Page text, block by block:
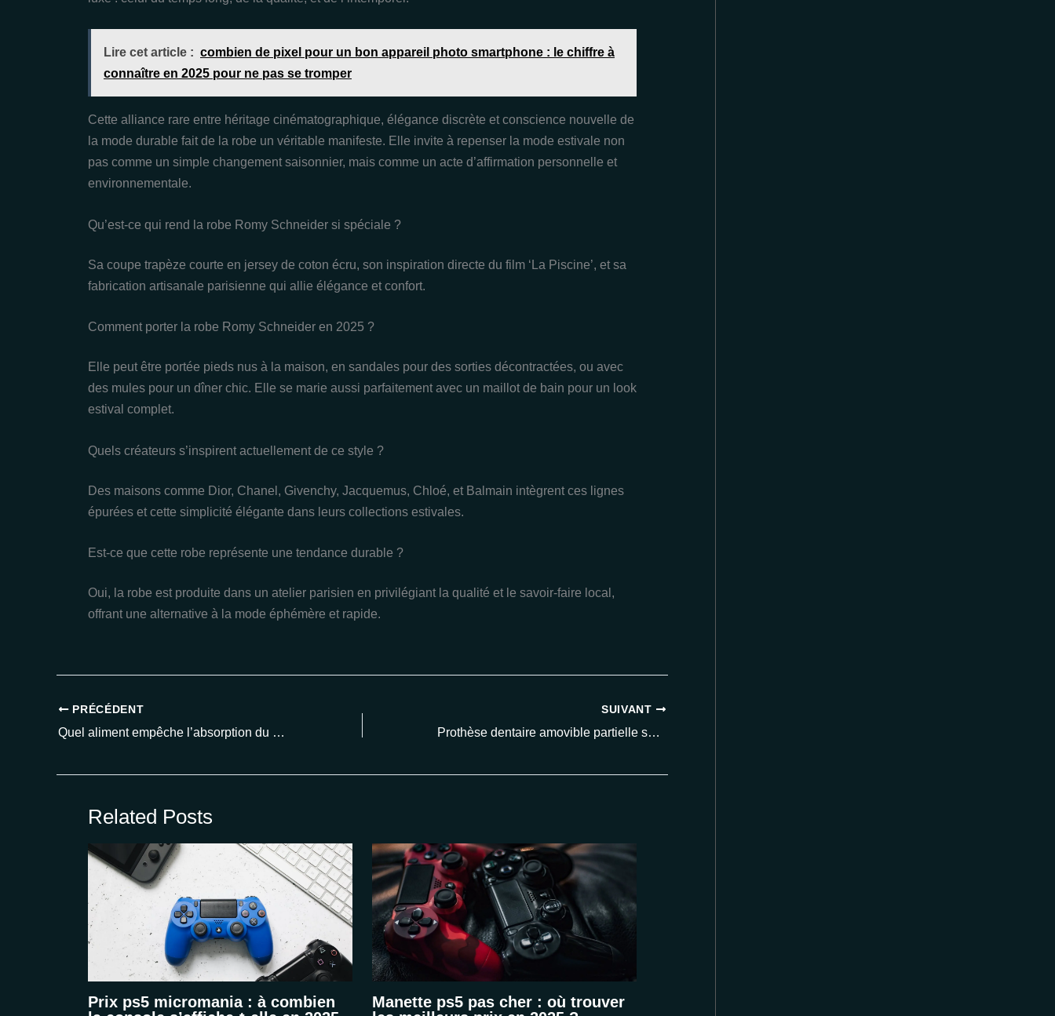
Lire cet article : combien de pixel pour un bon appareil photo smartphone : le chiffre à
connaître en 2025 pour ne pas se tromper
Cette alliance rare entre héritage cinématographique, élégance discrète et conscience nouvelle de
la mode durable fait de la robe un véritable manifeste. Elle invite à repenser la mode estivale non
pas comme un simple changement saisonnier, mais comme un acte d’affirmation personnelle et
environnementale.
Qu’est-ce qui rend la robe Romy Schneider si spéciale ?
Sa coupe trapèze courte en jersey de coton écru, son inspiration directe du film ‘La Piscine’, et sa
fabrication artisanale parisienne qui allie élégance et confort.
Comment porter la robe Romy Schneider en 2025 ?
Elle peut être portée pieds nus à la maison, en sandales pour des sorties décontractées, ou avec
des mules pour un dîner chic. Elle se marie aussi parfaitement avec un maillot de bain pour un look
estival complet.
Quels créateurs s’inspirent actuellement de ce style ?
Des maisons comme Dior, Chanel, Givenchy, Jacquemus, Chloé, et Balmain intègrent ces lignes
épurées et cette simplicité élégante dans leurs collections estivales.
Est-ce que cette robe représente une tendance durable ?
Oui, la robe est produite dans un atelier parisien en privilégiant la qualité et le savoir-faire local,
offrant une alternative à la mode éphémère et rapide.
PRÉCÉDENT
Quel aliment empêche l’absorption du fer : découvrez les erreurs à éviter pour mieux assimiler vos nutriments
SUIVANT
Prothèse dentaire amovible partielle sans crochet : découvrez les prix et avantages en 2025
Related Posts
Prix ps5 micromania : à combien
Manette ps5 pas cher : où trouver